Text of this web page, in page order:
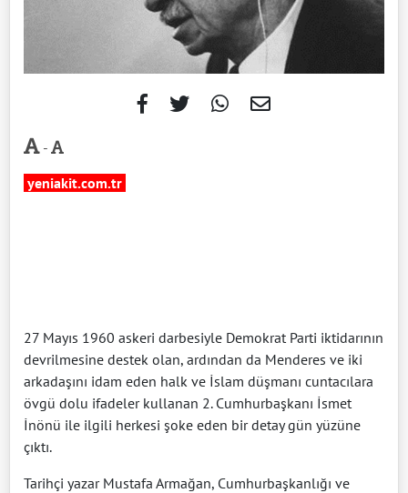
-
yeniakit.com.tr
27 Mayıs 1960 askeri darbesiyle Demokrat Parti iktidarının
devrilmesine destek olan, ardından da Menderes ve iki
arkadaşını idam eden halk ve İslam düşmanı cuntacılara
övgü dolu ifadeler kullanan 2. Cumhurbaşkanı İsmet
İnönü ile ilgili herkesi şoke eden bir detay gün yüzüne
çıktı.
Tarihçi yazar Mustafa Armağan, Cumhurbaşkanlığı ve